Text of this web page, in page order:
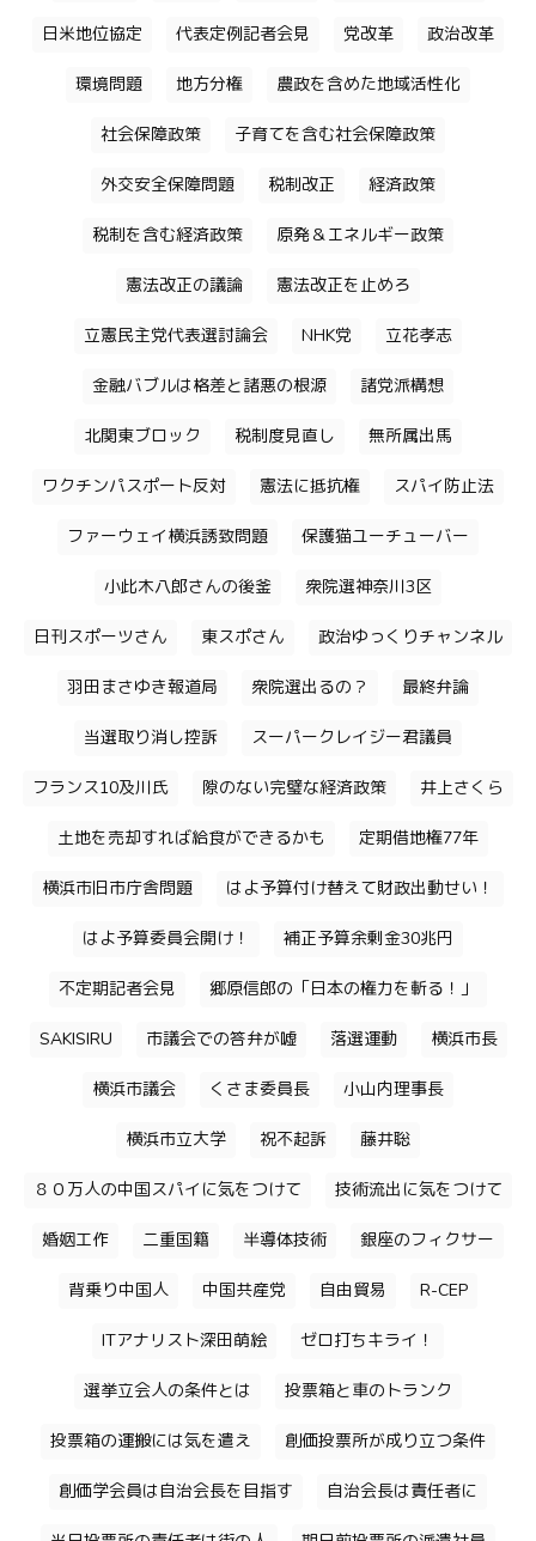
日米地位協定 代表定例記者会見 党改革 政治改革
環境問題 地方分権 農政を含めた地域活性化
社会保障政策 子育てを含む社会保障政策
外交安全保障問題 税制改正 経済政策
税制を含む経済政策 原発＆エネルギー政策
憲法改正の議論 憲法改正を止めろ
立憲民主党代表選討論会 NHK党 立花孝志
金融バブルは格差と諸悪の根源 諸党派構想
北関東ブロック 税制度見直し 無所属出馬
ワクチンパスポート反対 憲法に抵抗権 スパイ防止法
ファーウェイ横浜誘致問題 保護猫ユーチューバー
小此木八郎さんの後釜 衆院選神奈川3区
日刊スポーツさん 東スポさん 政治ゆっくりチャンネル
羽田まさゆき報道局 衆院選出るの？ 最終弁論
当選取り消し控訴 スーパークレイジー君議員
フランス10及川氏 隙のない完璧な経済政策 井上さくら
土地を売却すれば給食ができるかも 定期借地権77年
横浜市旧市庁舎問題 はよ予算付け替えて財政出動せい！
はよ予算委員会開け！ 補正予算余剰金30兆円
不定期記者会見 郷原信郎の「日本の権力を斬る！」
SAKISIRU 市議会での答弁が嘘 落選運動 横浜市長
横浜市議会 くさま委員長 小山内理事長
横浜市立大学 祝不起訴 藤井聡
８０万人の中国スパイに気をつけて 技術流出に気をつけて
婚姻工作 二重国籍 半導体技術 銀座のフィクサー
背乗り中国人 中国共産党 自由貿易 R-CEP
ITアナリスト深田萌絵 ゼロ打ちキライ！
選挙立会人の条件とは 投票箱と車のトランク
投票箱の運搬には気を遣え 創価投票所が成り立つ条件
創価学会員は自治会長を目指す 自治会長は責任者に